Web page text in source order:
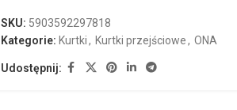
SKU: 5903592297818
Kategorie: Kurtki, Kurtki przejściowe, ONA
Udostępnij: